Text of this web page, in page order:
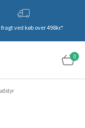
ved køb over 498kr.*
0